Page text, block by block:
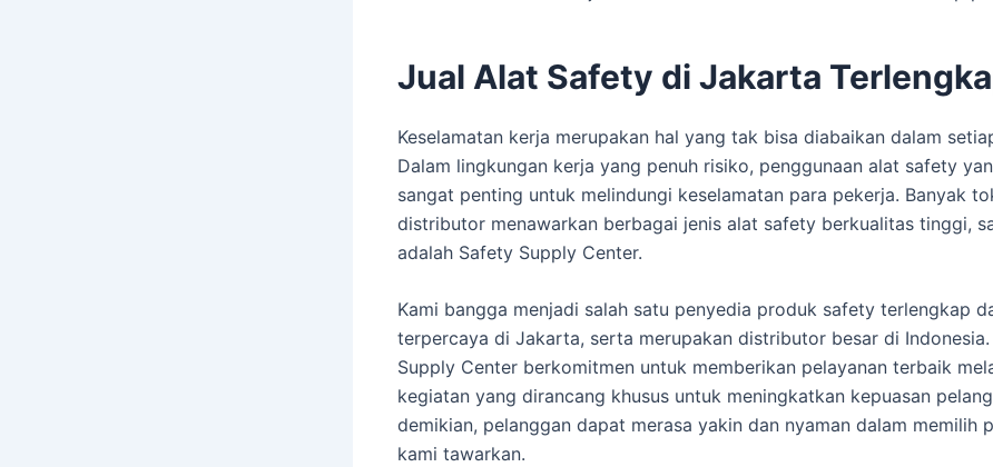
Jual Alat Safety di Jakarta
Keselamatan kerja merupakan hal yang tak bisa diabaikan dalam
Dalam lingkungan kerja yang penuh risiko, penggunaan alat safety
sangat penting untuk melindungi keselamatan para pekerja. Banyak
distributor menawarkan berbagai jenis alat safety berkualitas tinggi,
adalah Safety Supply Center.
Kami bangga menjadi salah satu penyedia produk safety terlengkap
terpercaya di Jakarta, serta merupakan distributor besar di
Supply Center berkomitmen untuk memberikan pelayanan terbaik
kegiatan yang dirancang khusus untuk meningkatkan kepuasan
demikian, pelanggan dapat merasa yakin dan nyaman dalam memilih
kami tawarkan.